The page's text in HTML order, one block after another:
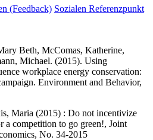
(Feedback) Sozialen Referenzpunkt
Beth, McComas, Katherine,
Michael. (2015). Using
workplace energy conservation:
Environment and Behavior,
Maria (2015) : Do not incentivize
a competition to go green!, Joint
No. 34-2015